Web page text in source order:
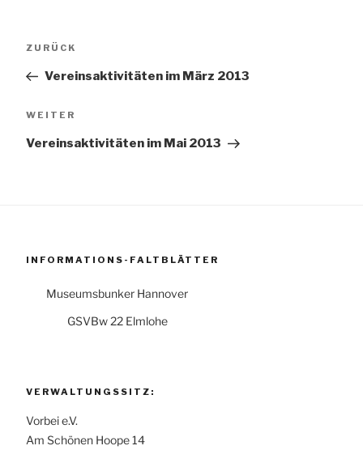
Vorheriger
ZURÜCK
Vereinsaktivitäten im März 2013
Nächster
WEITER
Vereinsaktivitäten im Mai 2013
INFORMATIONS-FALTBLÄTTER
Museumsbunker Hannover
GSVBw 22 Elmlohe
VERWALTUNGSSITZ:
Vorbei e.V.
Am Schönen Hoope 14